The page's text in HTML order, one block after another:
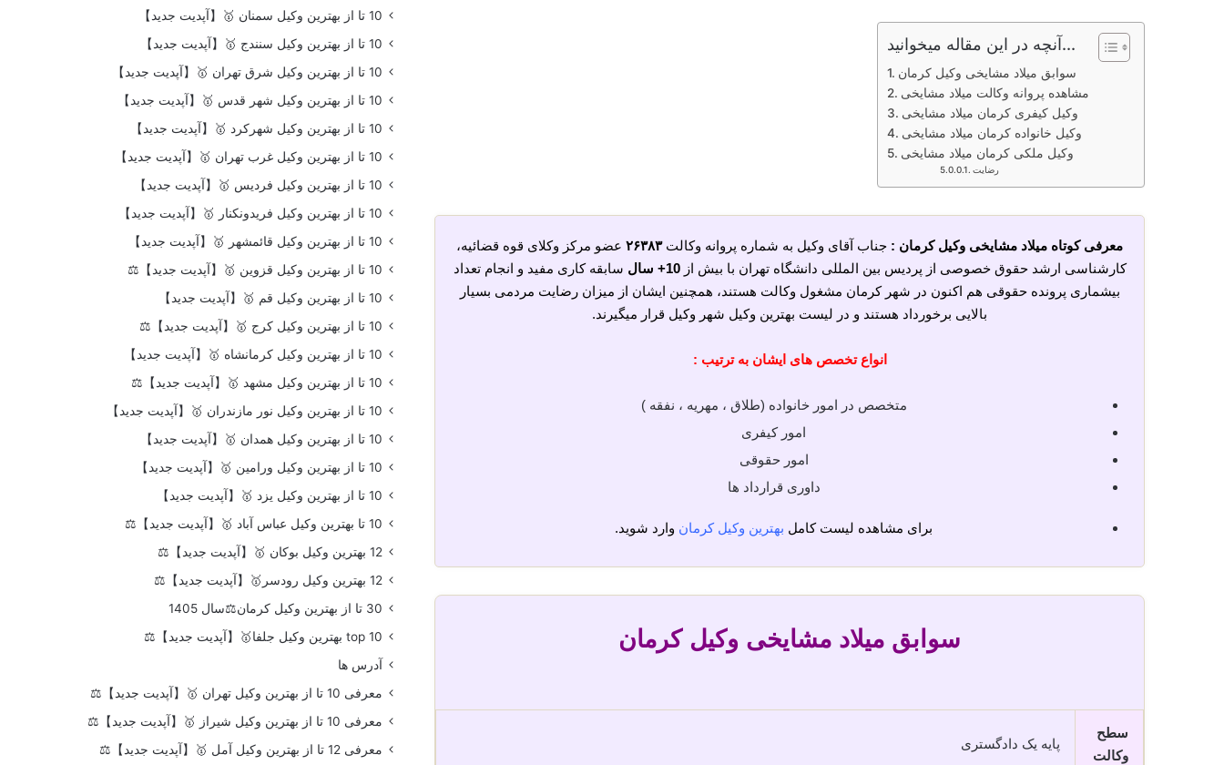
آنچه در این مقاله میخوانید...
سوابق میلاد مشایخی وکیل کرمان
مشاهده پروانه وکالت میلاد مشایخی
وکیل کیفری کرمان میلاد مشایخی
وکیل خانواده کرمان میلاد مشایخی
وکیل ملکی کرمان میلاد مشایخی
رضایت
معرفی کوتاه میلاد مشایخی وکیل کرمان : جناب آقای وکیل به شماره پروانه وکالت۲۶۳۸۳ عضو مرکز وکلای قوه قضائیه،
کارشناسی ارشد حقوق خصوصی از پردیس بین المللی دانشگاه تهران با بیش از10+ سال
سابقه کاری مفید و انجام تعداد
بیشماری پرونده حقوقی هم اکنون در شهر کرمان مشغول وکالت هستند، همچنین ایشان از میزان رضایت مردمی بسیار
بالایی برخورداد هستند و در لیست بهترین وکیل شهر وکیل قرار میگیرند.
انواع تخصص های ایشان به ترتیب :
متخصص در امور خانواده (طلاق ، مهریه ، نفقه )
امور کیفری
امور حقوقی
داوری قرارداد ها
برای مشاهده لیست کامل بهترین وکیل کرمان وارد شوید.
سوابق میلاد مشایخی وکیل کرمان
سطح
وکالت
پایه یک دادگستری
10 تا از بهترین وکیل سمنان 🥇【آپدیت جدید】
10 تا از بهترین وکیل سنندج 🥇【آپدیت جدید】
10 تا از بهترین وکیل شرق تهران 🥇【آپدیت جدید】
10 تا از بهترین وکیل شهر قدس 🥇【آپدیت جدید】
10 تا از بهترین وکیل شهرکرد 🥇【آپدیت جدید】
10 تا از بهترین وکیل غرب تهران 🥇【آپدیت جدید】
10 تا از بهترین وکیل فردیس 🥇【آپدیت جدید】
10 تا از بهترین وکیل فریدونکنار 🥇【آپدیت جدید】
10 تا از بهترین وکیل قائمشهر 🥇【آپدیت جدید】
10 تا از بهترین وکیل قزوین 🥇【آپدیت جدید】⚖️
10 تا از بهترین وکیل قم 🥇【آپدیت جدید】
10 تا از بهترین وکیل کرج 🥇【آپدیت جدید】⚖️
10 تا از بهترین وکیل کرمانشاه 🥇【آپدیت جدید】
10 تا از بهترین وکیل مشهد 🥇【آپدیت جدید】⚖️
10 تا از بهترین وکیل نور مازندران 🥇【آپدیت جدید】
10 تا از بهترین وکیل همدان 🥇【آپدیت جدید】
10 تا از بهترین وکیل ورامین 🥇【آپدیت جدید】
10 تا از بهترین وکیل یزد 🥇【آپدیت جدید】
10 تا بهترین وکیل عباس آباد 🥇【آپدیت جدید】⚖️
12 بهترین وکیل بوکان 🥇【آپدیت جدید】⚖️
12 بهترین وکیل رودسر🥇【آپدیت جدید】⚖️
30 تا از بهترین وکیل کرمان⚖️سال 1405
top 10 بهترین وکیل جلفا🥇【آپدیت جدید】⚖️
آدرس ها
معرفی 10 تا از بهترین وکیل تهران 🥇【آپدیت جدید】⚖️
معرفی 10 تا از بهترین وکیل شیراز 🥇【آپدیت جدید】⚖️
معرفی 12 تا از بهترین وکیل آمل 🥇【آپدیت جدید】⚖️